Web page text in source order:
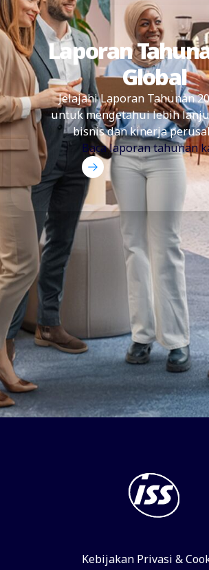
Laporan
Global
Jelajahi Laporan Tahunan
untuk mengetahui lebih
bisnis dan kinerja
Baca laporan tahunan
Kebijakan Privasi &